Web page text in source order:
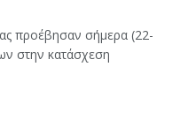
προέβησαν σήμερα (22-
στην κατάσχεση